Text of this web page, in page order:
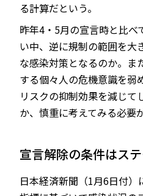
る計算だという。
昨年4・5月の宣言時と比べ
い中、逆に規制の範囲を大
な感染対策となるのか。ま
する個々人の危機意識を弱
リスクの抑制効果を減じて
か、慎重に考えてみる必要
宣言解除の条件はス
日本経済新聞（1月6日付）